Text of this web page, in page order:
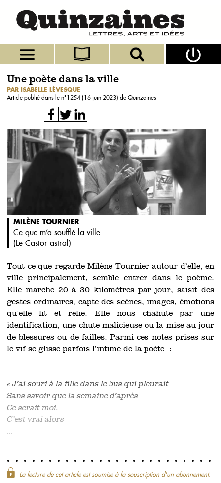
Une poète dans la ville
PAR ISABELLE LÉVESQUE
Article publié dans le n°1254 (16 juin 2023) de Quinzaines
MILÈNE TOURNIER
Ce que m’a soufflé la ville
(Le Castor astral )
Tout ce que regarde Milène Tournier autour d’elle, en
ville principalement, semble entrer dans le poème.
Elle marche 20 à 30 kilomètres par jour, saisit des
gestes ordinaires, capte des scènes, images, émotions
qu’elle lit et relie. Elle nous chahute par une
identification, une chute malicieuse ou la mise au jour
de blessures ou de failles. Parmi ces notes prises sur
le vif se glisse parfois l’intime de la poète :
« J’ai souri à la fille dans le bus qui pleurait
Sans savoir que la semaine d’après
Ce serait moi.
C’est vrai alors
...
La lecture de cet article est soumise à la souscription d'un abonnement.